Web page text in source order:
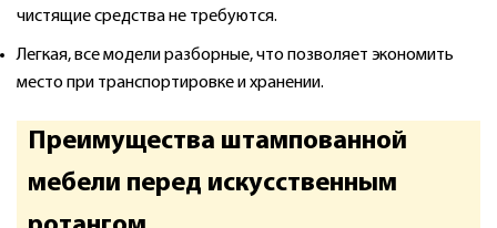
чистящие средства не требуются.
Легкая, все модели разборные, что позволяет экономить
место при транспортировке и хранении.
Преимущества штампованной
мебели перед искусственным